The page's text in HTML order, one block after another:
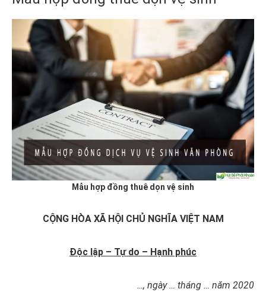
Mẫu hợp đồng thuê dọn vệ sinh
CỘNG HÒA XÃ HỘI CHỦ NGHĨA VIỆT NAM
Độc lập – Tự do – Hạnh phúc
…, ngày … tháng … năm 2020